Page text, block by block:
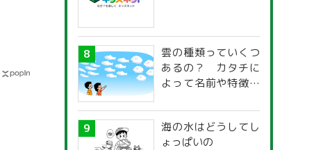
雲の種類っていくつ
あるの？ カタチに
よって名前や特徴が
海の水はどうしてし
ょっぱいの